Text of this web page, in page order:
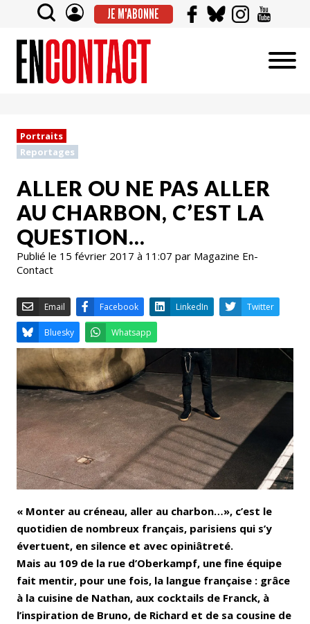
JE M'ABONNE
Portraits
Reportages
ALLER OU NE PAS ALLER
AU CHARBON, C’EST LA
QUESTION…
Publié le 15 février 2017 à 11:07 par Magazine En-
Contact
Email Facebook LinkedIn
Bluesky Whatsapp
« Monter au créneau, aller au charbon…», c’est le
quotidien de nombreux français, parisiens qui s’y
évertuent, en silence et avec opiniâtreté.
Mais au 109 de la rue d’Oberkampf, une fine équipe
fait mentir, pour une fois, la langue française : grâce
à la cuisine de Nathan, aux cocktails de Franck, à
l’inspiration de Bruno, de Richard et de sa cousine de